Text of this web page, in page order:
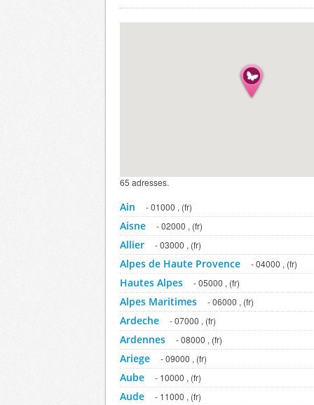
65 adresses.
Ain - 01000 , (fr)
Aisne - 02000 , (fr)
Allier - 03000 , (fr)
Alpes de Haute Provence - 04000 , (fr)
Hautes Alpes - 05000 , (fr)
Alpes Maritimes - 06000 , (fr)
Ardeche - 07000 , (fr)
Ardennes - 08000 , (fr)
Ariege - 09000 , (fr)
Aube - 10000 , (fr)
Aude - 11000 , (fr)